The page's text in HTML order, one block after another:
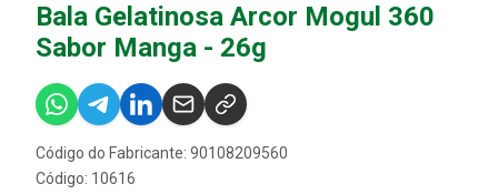
Bala Gelatinosa Arcor Mogul 360
Sabor Manga - 26g
Código do Fabricante: 90108209560
Código: 10616